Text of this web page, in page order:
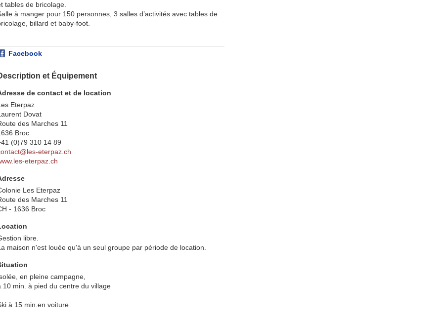
tables de bricolage.
à manger pour 150 personnes, 3 salles d’activités avec tables de
billard et baby-foot.
Facebook
et Équipement
de contact et de location
Eterpaz
Dovat
des Marches 11
Broc
(0)79 310 14 89
eterpaz.ch
eterpaz.ch
Les Eterpaz
des Marches 11
- 1636 Broc
libre.
maison n'est louée qu'à un seul groupe par période de location.
en pleine campagne,
10 min. à pied du centre du village
à 15 min.en voiture